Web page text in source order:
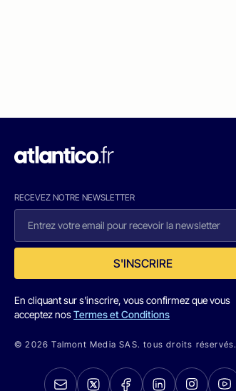
RECEVEZ NOTRE NEWSLETTER
S'INSCRIRE
En cliquant sur s'inscrire, vous confirmez que vous
acceptez nosTermes et Conditions
© 2026 Talmont Media SAS. tous droits réservés.